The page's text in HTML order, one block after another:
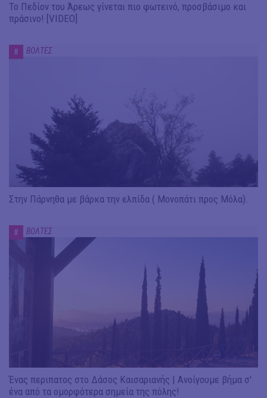
Το Πεδίον του Άρεως γίνεται πιο φωτεινό, προσβάσιμο και
πράσινο! [VIDEO]
# ΒΟΛΤΕΣ
Στην Πάρνηθα με βάρκα την ελπίδα ( Μονοπάτι προς Μόλα).
# ΒΟΛΤΕΣ
Ένας περιπατος στο Δάσος Καισαριανής | Ανοίγουμε βήμα σ'
ένα από τα ομορφότερα σημεία της πόλης!